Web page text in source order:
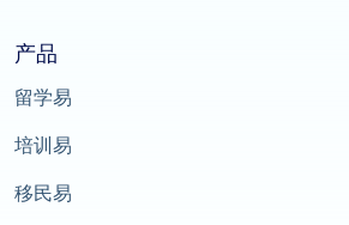
产品
留学易
培训易
移民易